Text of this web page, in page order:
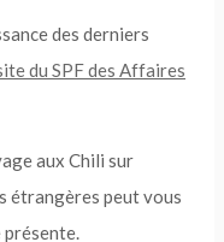
des derniers
du SPF des Affaires
aux Chili sur
étrangères peut vous
présente.